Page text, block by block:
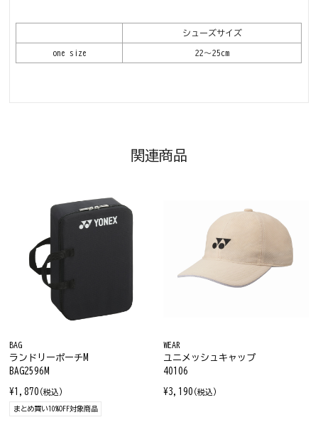
シューズサイズ
one size 22～25cm
関連商品
BAG
ランドリーポーチM
BAG2596M
¥1,870 (税込)
まとめ買い10%OFF対象商品
WEAR
ユニメッシュキャップ
40106
¥3,190 (税込)